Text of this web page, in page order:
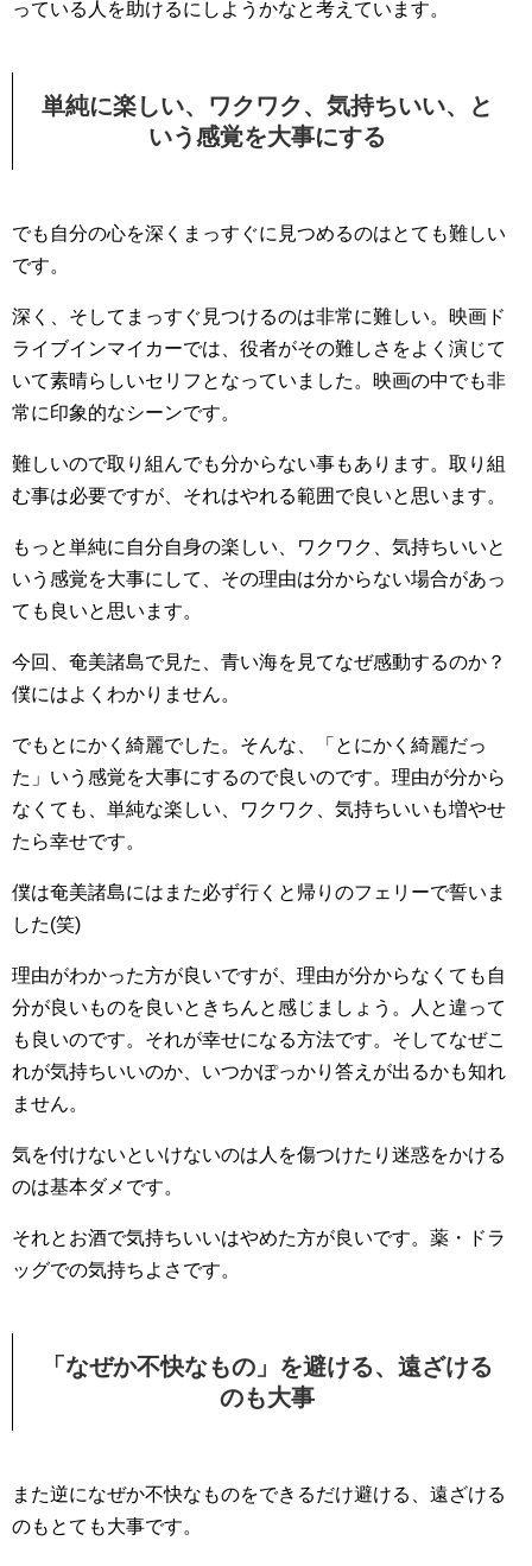
っている人を助けるにしようかなと考えています。
単純に楽しい、ワクワク、気持ちいい、と
いう感覚を大事にする
でも自分の心を深くまっすぐに見つめるのはとても難しい
です。
深く、そしてまっすぐ見つけるのは非常に難しい。映画ド
ライブインマイカーでは、役者がその難しさをよく演じて
いて素晴らしいセリフとなっていました。映画の中でも非
常に印象的なシーンです。
難しいので取り組んでも分からない事もあります。取り組
む事は必要ですが、それはやれる範囲で良いと思います。
もっと単純に自分自身の楽しい、ワクワク、気持ちいいと
いう感覚を大事にして、その理由は分からない場合があっ
ても良いと思います。
今回、奄美諸島で見た、青い海を見てなぜ感動するのか？
僕にはよくわかりません。
でもとにかく綺麗でした。そんな、「とにかく綺麗だっ
た」いう感覚を大事にするので良いのです。理由が分から
なくても、単純な楽しい、ワクワク、気持ちいいも増やせ
たら幸せです。
僕は奄美諸島にはまた必ず行くと帰りのフェリーで誓いま
した(笑)
理由がわかった方が良いですが、理由が分からなくても自
分が良いものを良いときちんと感じましょう。人と違って
も良いのです。それが幸せになる方法です。そしてなぜこ
れが気持ちいいのか、いつかぽっかり答えが出るかも知れ
ません。
気を付けないといけないのは人を傷つけたり迷惑をかける
のは基本ダメです。
それとお酒で気持ちいいはやめた方が良いです。薬・ドラ
ッグでの気持ちよさです。
「なぜか不快なもの」を避ける、遠ざける
のも大事
また逆になぜか不快なものをできるだけ避ける、遠ざける
のもとても大事です。